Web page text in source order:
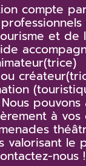
compte
et de
pouvons
à vos
valorisant le
nous !